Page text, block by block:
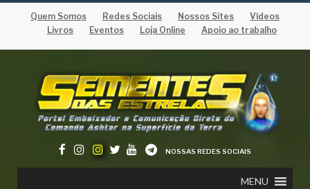
Quem Somos Redes Sociais Nossos Sites
Vídeos
Livros
Eventos Loja Online Apoio ao trabalho
NOSSAS REDES SOCIAIS
MENU